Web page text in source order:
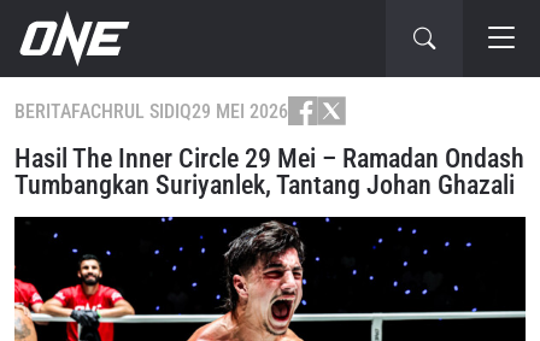
BERITAFACHRUL SIDIQ29 MEI 2026
Hasil The Inner Circle 29 Mei – Ramadan Ondash
Tumbangkan Suriyanlek, Tantang Johan Ghazali